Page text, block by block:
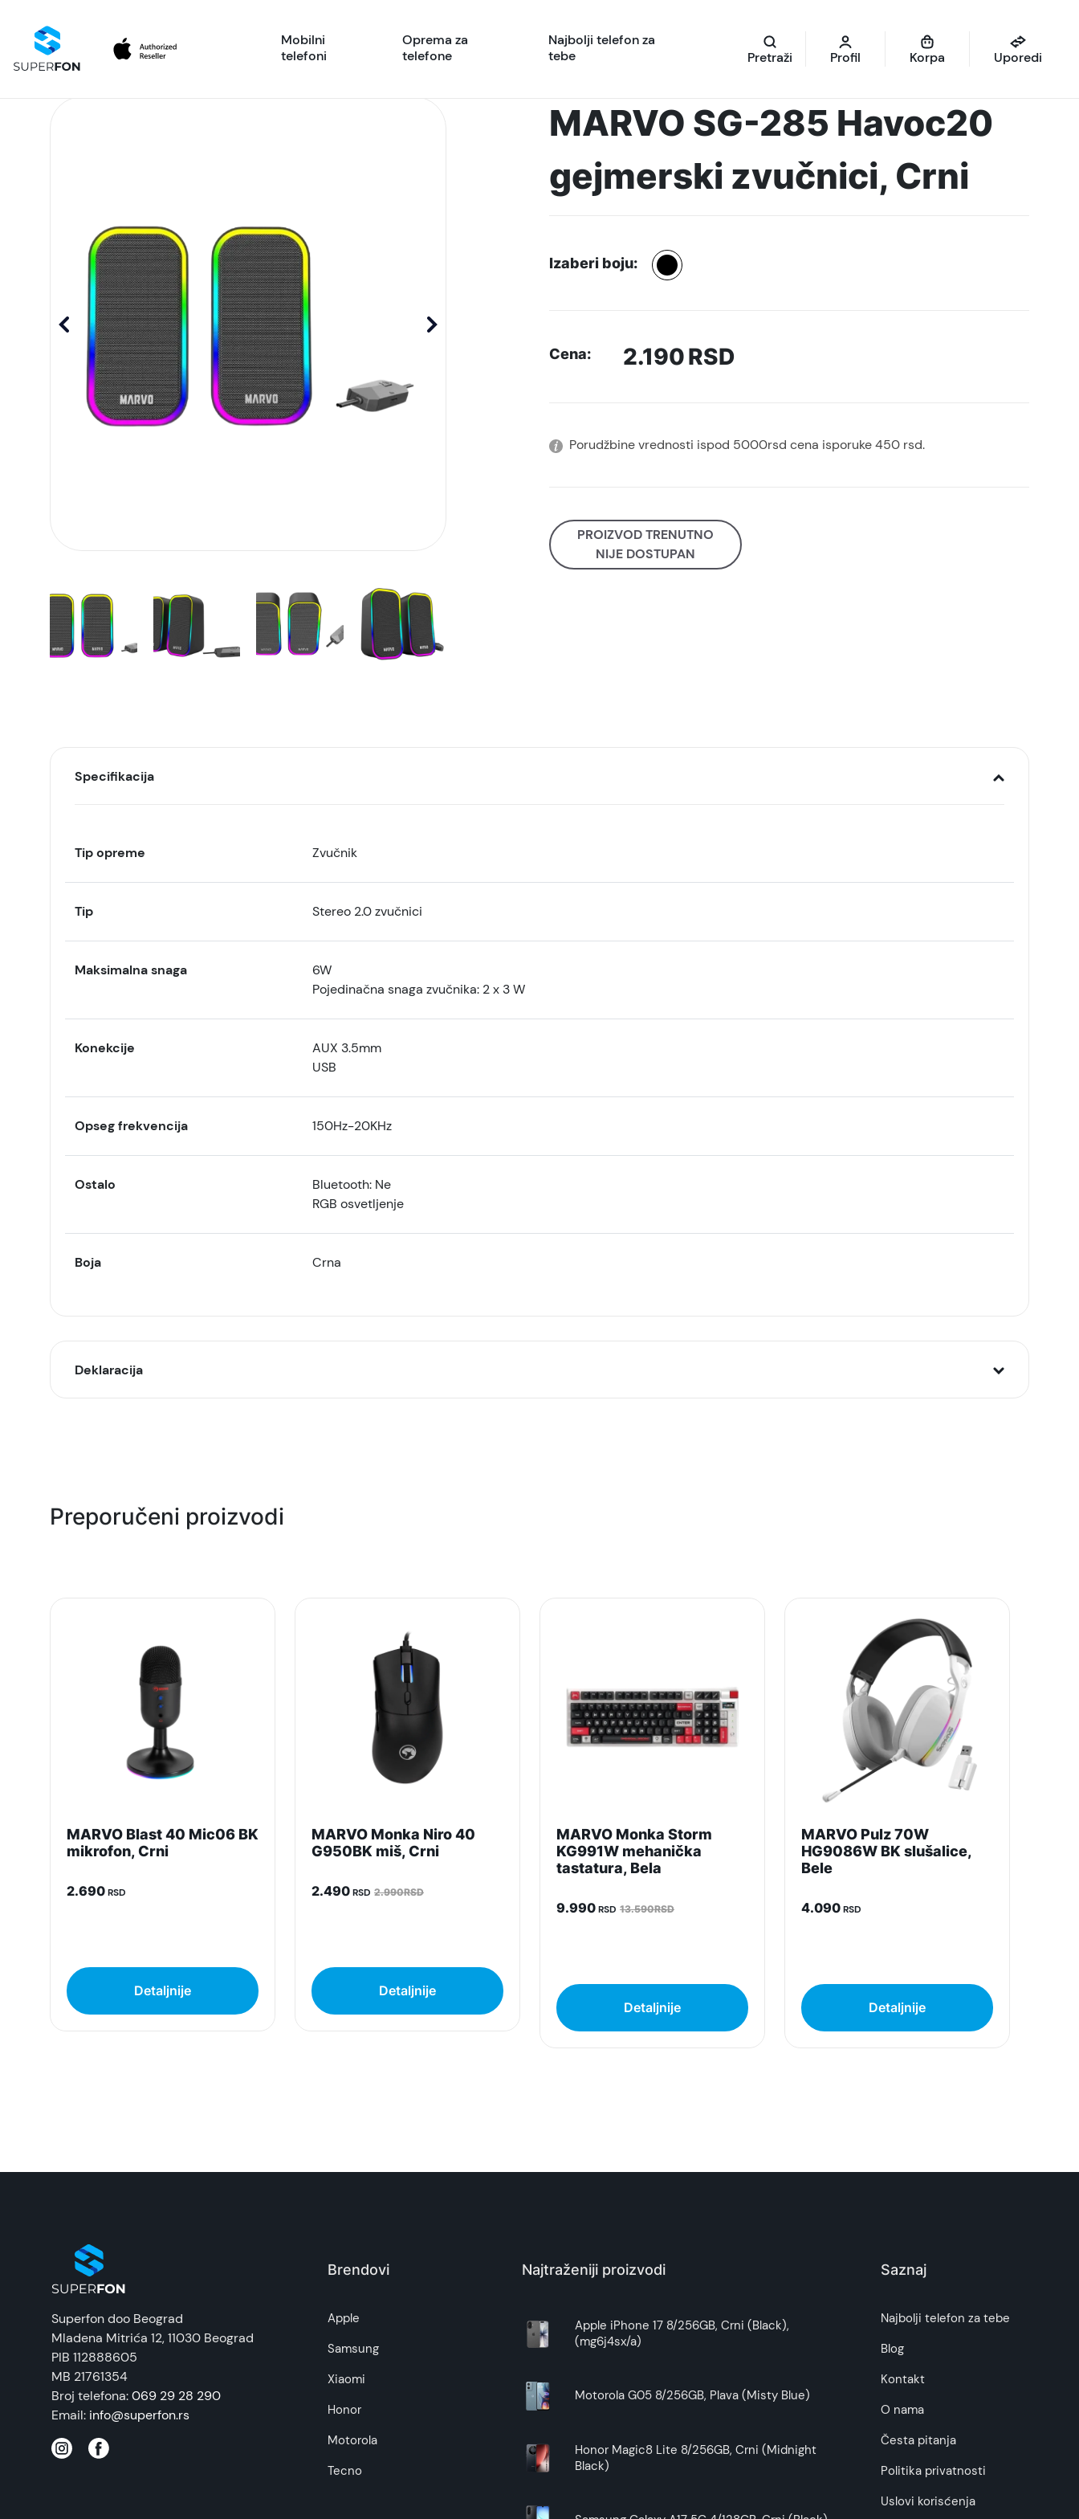
Mobilni
telefoni
Oprema za
telefone
Najbolji telefon za
tebe
Pretraži Profil Korpa Uporedi
MARVO SG-285 Havoc20
gejmerski zvučnici, Crni
Izaberi boju:
Cena: 2.190RSD
Porudžbine vrednosti ispod 5000rsd cena isporuke 450 rsd.
PROIZVOD TRENUTNO
NIJE DOSTUPAN
Specifikacija
Tip opreme Zvučnik
Tip Stereo 2.0 zvučnici
Maksimalna snaga
6W
Pojedinačna snaga zvučnika: 2 x 3 W
Konekcije
AUX 3.5mm
USB
Opseg frekvencija 150Hz-20KHz
Ostalo
Bluetooth: Ne
RGB osvetljenje
Boja Crna
Deklaracija
Zagarantovana sva prava kupaca po osnovu zakona o zaštiti potrošača. Detaljnije o ugovoru na daljinu,
uslove reklamacije i povrata pročitajte -
Napomena:
Superfon doo se trudi da informacije i fotografije artikala budu što tačnije i detaljnije ali ne može da
garantuje da su svi podaci apsolutno ispravni.
Preporučeni proizvodi
MARVO Blast 40 Mic06 BK
mikrofon, Crni
2.690RSD
Detaljnije
MARVO Monka Niro 40
G950BK miš, Crni
2.490RSD 2.990RSD
Detaljnije
MARVO Monka Storm
KG991W mehanička
tastatura, Bela
9.990RSD 13.590RSD
Detaljnije
MARVO Pulz 70W
HG9086W BK slušalice,
Bele
4.090RSD
Detaljnije
Superfon doo Beograd
Mladena Mitrića 12, 11030 Beograd
PIB 112888605
MB 21761354
Broj telefona:069 29 28 290
Email: info@superfon.rs
Brendovi
Apple
Samsung
Xiaomi
Honor
Motorola
Tecno
Najtraženiji proizvodi
Apple iPhone 17 8/256GB, Crni (Black),
(mg6j4sx/a)
Motorola G05 8/256GB, Plava (Misty Blue)
Honor Magic8 Lite 8/256GB, Crni (Midnight
Black)
Saznaj
Najbolji telefon za tebe
Blog
Kontakt
O nama
Česta pitanja
Politika privatnosti
Uslovi korisćenja